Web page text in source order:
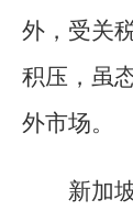
外，受关
积压，虽
外市场。
新加